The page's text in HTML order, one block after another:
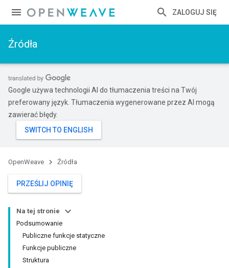
ZALOGUJ SIĘ
Źródła
Google używa technologii AI do tłumaczenia treści na Twój
preferowany język. Tłumaczenia wygenerowane przez AI mogą
zawierać błędy.
OpenWeave Źródła
PRZEŚLIJ OPINIĘ
Na tej stronie
Podsumowanie
Publiczne funkcje statyczne
Funkcje publiczne
Struktura